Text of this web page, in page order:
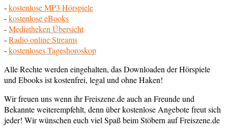
-kostenlose MP3 Hörspiele
-kostenlose eBooks
-Mediatheken Übersicht
-Radio online Streams
-kostenloses Tageshoroskop
Alle Rechte werden eingehalten, das Downloaden der Hörspiele
und Ebooks ist kostenfrei, legal und ohne Haken!
Wir freuen uns wenn ihr Freiszene.de auch an Freunde und
Bekannte weiterempfehlt, denn über kostenlose Angebote freut sich
jeder! Wir wünschen euch viel Spaß beim Stöbern auf Freiszene.de